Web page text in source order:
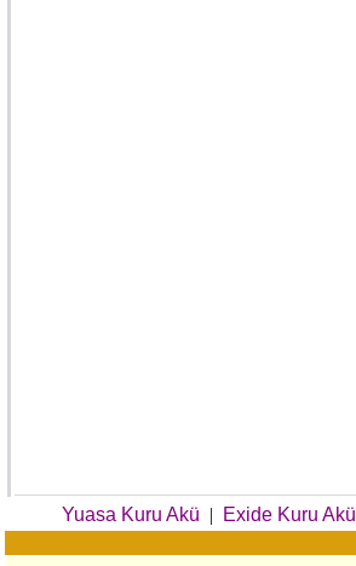
Yuasa Kuru Akü | Exide Kuru Akü